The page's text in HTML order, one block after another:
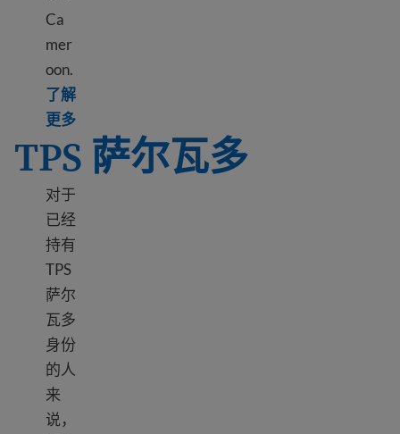
Ca
mer
oon.
了解
更多Learn more about TPS Cameroon
TPS 萨尔瓦多
对于
已经
持有
TPS
萨尔
瓦多
身份
的人
来
说，